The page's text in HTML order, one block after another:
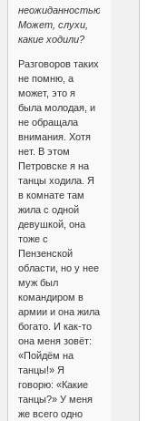
неожиданностью?
Может, слухи,
какие ходили?
Разговоров таких
не помню, а
может, это я
была молодая, и
не обращала
внимания. Хотя
нет. В этом
Петровске я на
танцы ходила. Я
в комнате там
жила с одной
девушкой, она
тоже с
Пензенской
области, но у нее
муж был
командиром в
армии и она жила
богато. И как-то
она меня зовёт:
«Пойдём на
танцы!» Я
говорю: «Какие
танцы?» У меня
же всего одно